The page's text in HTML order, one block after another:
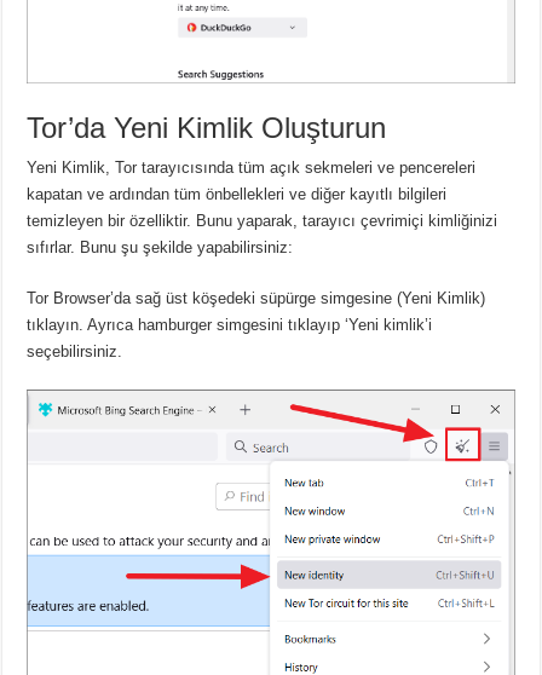
Tor’da Yeni Kimlik Oluşturun
Yeni Kimlik, Tor tarayıcısında tüm açık sekmeleri ve pencereleri
kapatan ve ardından tüm önbellekleri ve diğer kayıtlı bilgileri
temizleyen bir özelliktir. Bunu yaparak, tarayıcı çevrimiçi kimliğinizi
sıfırlar. Bunu şu şekilde yapabilirsiniz:
Tor Browser’da sağ üst köşedeki süpürge simgesine (Yeni Kimlik)
tıklayın.Ayrıca hamburger simgesini tıklayıp ‘Yeni kimlik’i
seçebilirsiniz.